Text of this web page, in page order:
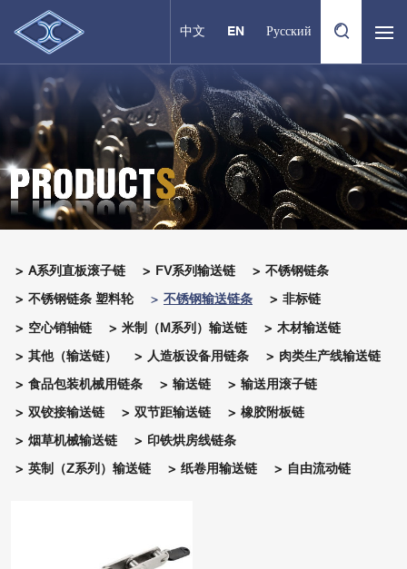
中文 EN Русский
A系列直板滚子链 FV系列输送链
不锈钢链条
不锈钢链条 塑料轮
不锈钢输送链条
非标链
空心销轴链
米制（M系列）输送链
木材输送链
其他（输送链）
人造板设备用链条
肉类生产线输送链
食品包装机械用链条
输送链
输送用滚子链
双铰接输送链
双节距输送链
橡胶附板链
烟草机械输送链
印铁烘房线链条
英制（Z系列）输送链
纸卷用输送链 自由流动链